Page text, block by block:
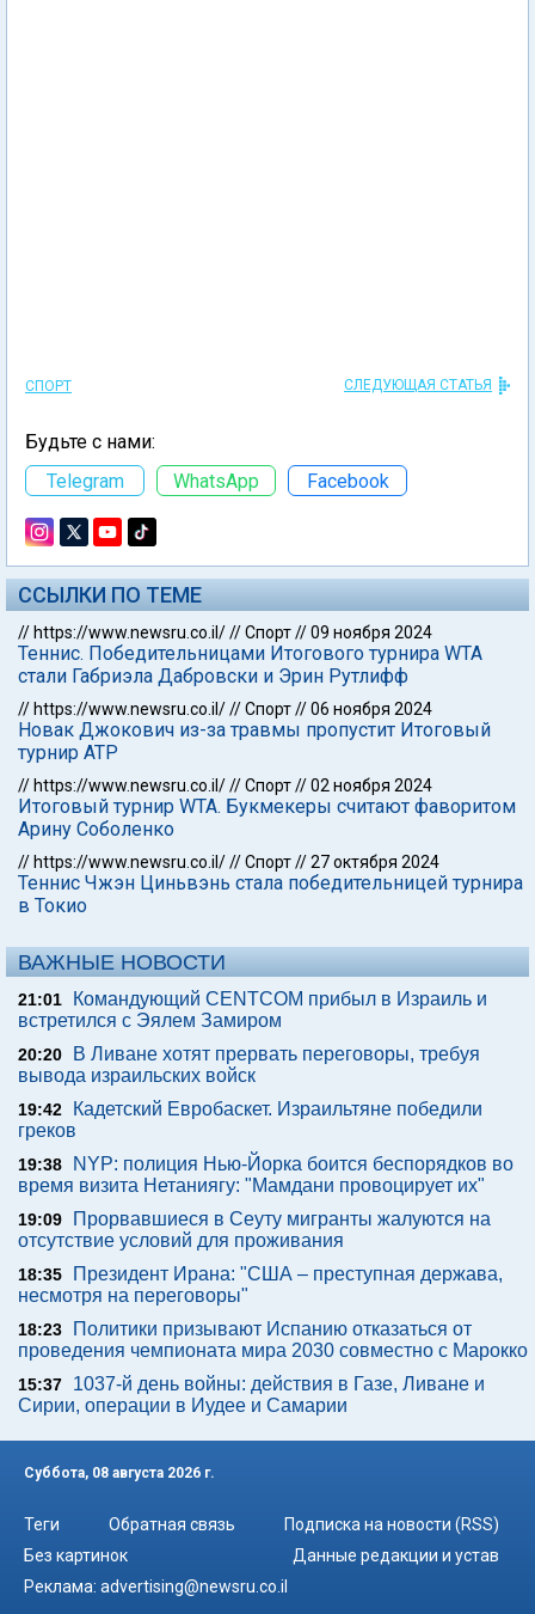
СПОРТ СЛЕДУЮЩАЯ СТАТЬЯ
Будьте с нами:
Telegram
WhatsApp Facebook
ССЫЛКИ ПО ТЕМЕ
// https://www.newsru.co.il///Спорт//09 ноября 2024
Теннис. Победительницами Итогового турнира WTA
стали Габриэла Дабровски и Эрин Рутлифф
// https://www.newsru.co.il///Спорт//06 ноября 2024
Новак Джокович из-за травмы пропустит Итоговый
турнир АТР
// https://www.newsru.co.il///Спорт//02 ноября 2024
Итоговый турнир WTA. Букмекеры считают фаворитом
Арину Соболенко
// https://www.newsru.co.il///Спорт//27 октября 2024
Теннис Чжэн Циньвэнь стала победительницей турнира
в Токио
ВАЖНЫЕ НОВОСТИ
21:01
Командующий CENTCOM прибыл в Израиль и
встретился с Эялем Замиром
20:20
В Ливане хотят прервать переговоры, требуя
вывода израильских войск
19:42
Кадетский Евробаскет. Израильтяне победили
греков
19:38
NYP: полиция Нью-Йорка боится беспорядков во
время визита Нетаниягу: "Мамдани провоцирует их"
19:09
Прорвавшиеся в Сеуту мигранты жалуются на
отсутствие условий для проживания
18:35
Президент Ирана: "США – преступная держава,
несмотря на переговоры"
18:23
Политики призывают Испанию отказаться от
проведения чемпионата мира 2030 совместно с Марокко
15:37
1037-й день войны: действия в Газе, Ливане и
Сирии, операции в Иудее и Самарии
Суббота, 08 августа 2026 г.
Теги Обратная связь
Подписка на новости (RSS)
Без картинок
Данные редакции и устав
Реклама: advertising@newsru.co.il